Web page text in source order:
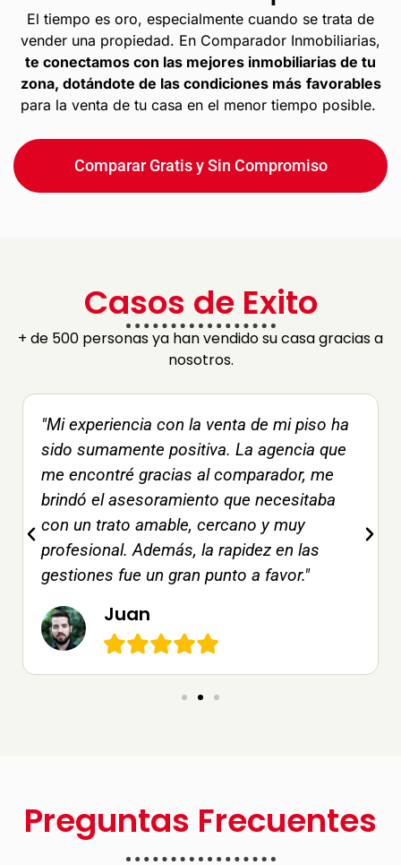
El tiempo es oro, especialmente cuando se trata de
vender una propiedad. En Comparador Inmobiliarias,
te conectamos con las mejores inmobiliarias de tu
zona, dotándote de las condiciones más favorables
para la venta de tu casa en el menor tiempo posible.
Comparar Gratis y Sin Compromiso
Casos de Exito
+ de 500 personas ya han vendido su casa gracias a
nosotros.
"Mi experiencia con la venta de mi piso ha
sido sumamente positiva. La agencia que
me encontré gracias al comparador, me
brindó el asesoramiento que necesitaba
con un trato amable, cercano y muy
profesional. Además, la rapidez en las
gestiones fue un gran punto a favor."
Juan
Preguntas Frecuentes